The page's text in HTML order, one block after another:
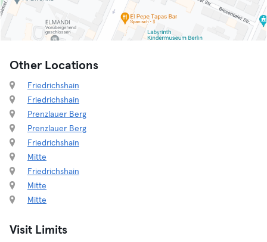
Other Locations
Friedrichshain
Friedrichshain
Prenzlauer Berg
Prenzlauer Berg
Friedrichshain
Mitte
Friedrichshain
Mitte
Mitte
Visit Limits